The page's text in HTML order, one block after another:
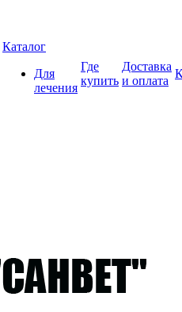
Каталог
Для
лечения
Где
купить
Доставка
и оплата